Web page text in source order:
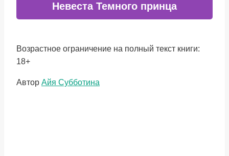
Невеста Темного принца
Возрастное ограничение на полный текст книги:
18+
Метки
Автор Айя Субботина